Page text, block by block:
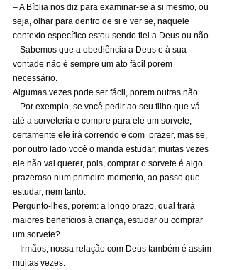
– A Bíblia nos diz para examinar-se a si mesmo, ou
seja, olhar para dentro de si e ver se, naquele
contexto específico estou sendo fiel a Deus ou não.
– Sabemos que a obediência a Deus e à sua
vontade não é sempre um ato fácil porem
necessário.
Algumas vezes pode ser fácil, porem outras não.
– Por exemplo, se você pedir ao seu filho que vá
até a sorveteria e compre para ele um sorvete,
certamente ele irá correndo e com  prazer, mas se,
por outro lado você o manda estudar, muitas vezes
ele não vai querer, pois, comprar o sorvete é algo
prazeroso num primeiro momento, ao passo que
estudar, nem tanto.
Pergunto-lhes, porém: a longo prazo, qual trará
maiores benefícios à criança, estudar ou comprar
um sorvete?
– Irmãos, nossa relação com Deus também é assim
muitas vezes.